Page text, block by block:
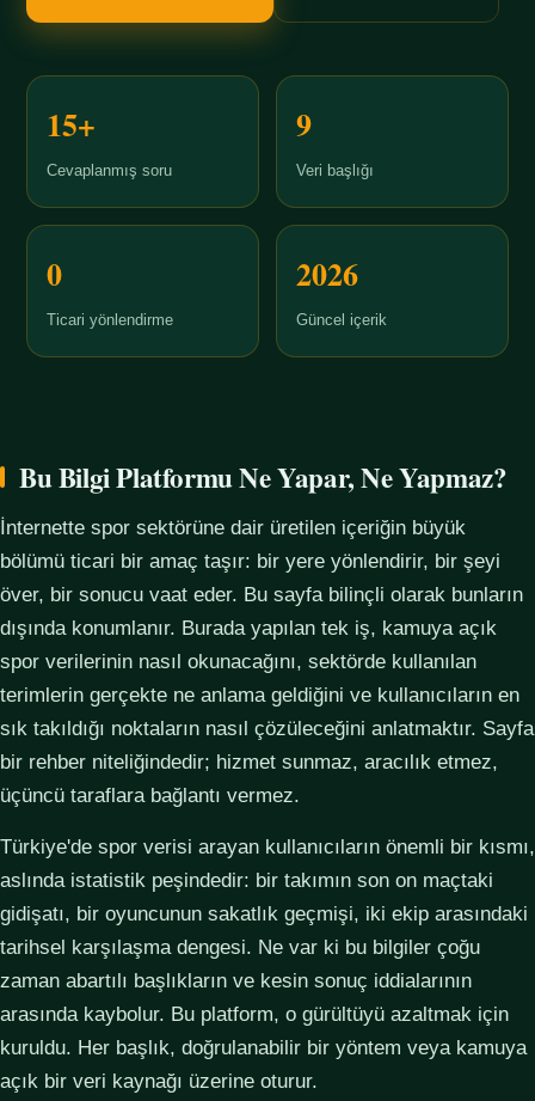
15+
Cevaplanmış soru
9
Veri başlığı
0
Ticari yönlendirme
2026
Güncel içerik
Bu Bilgi Platformu Ne Yapar, Ne Yapmaz?
İnternette spor sektörüne dair üretilen içeriğin büyük
bölümü ticari bir amaç taşır: bir yere yönlendirir, bir şeyi
över, bir sonucu vaat eder. Bu sayfa bilinçli olarak bunların
dışında konumlanır. Burada yapılan tek iş, kamuya açık
spor verilerinin nasıl okunacağını, sektörde kullanılan
terimlerin gerçekte ne anlama geldiğini ve kullanıcıların en
sık takıldığı noktaların nasıl çözüleceğini anlatmaktır. Sayfa
bir rehber niteliğindedir; hizmet sunmaz, aracılık etmez,
üçüncü taraflara bağlantı vermez.
Türkiye'de spor verisi arayan kullanıcıların önemli bir kısmı,
aslında istatistik peşindedir: bir takımın son on maçtaki
gidişatı, bir oyuncunun sakatlık geçmişi, iki ekip arasındaki
tarihsel karşılaşma dengesi. Ne var ki bu bilgiler çoğu
zaman abartılı başlıkların ve kesin sonuç iddialarının
arasında kaybolur. Bu platform, o gürültüyü azaltmak için
kuruldu. Her başlık, doğrulanabilir bir yöntem veya kamuya
açık bir veri kaynağı üzerine oturur.